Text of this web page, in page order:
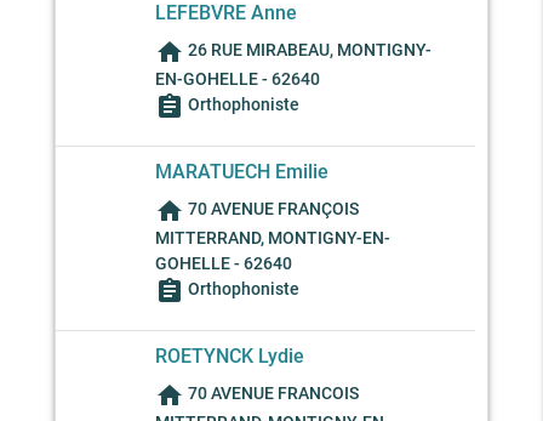
LEFEBVRE Anne
home 26 RUE MIRABEAU, MONTIGNY-
EN-GOHELLE - 62640
assignment Orthophoniste
MARATUECH Emilie
home 70 AVENUE FRANÇOIS
MITTERRAND, MONTIGNY-EN-
GOHELLE - 62640
assignment Orthophoniste
ROETYNCK Lydie
home 70 AVENUE FRANCOIS